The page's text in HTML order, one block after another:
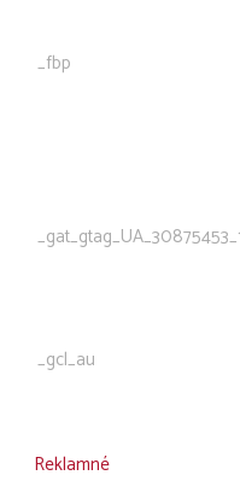
_fbp
_gcl_au
Reklamné